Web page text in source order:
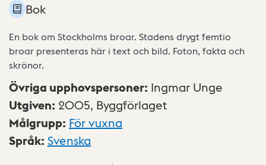
Bok
En bok om Stockholms broar. Stadens drygt femtio
broar presenteras här i text och bild. Foton, fakta och
skrönor.
Övriga upphovspersoner: Ingmar Unge
Utgiven: 2005, Byggförlaget
Målgrupp: För vuxna
Språk: Svenska